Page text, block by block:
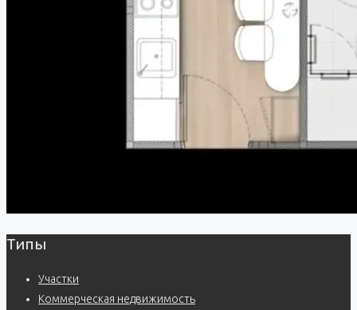
Типы
Участки
Коммерческая недвижимость